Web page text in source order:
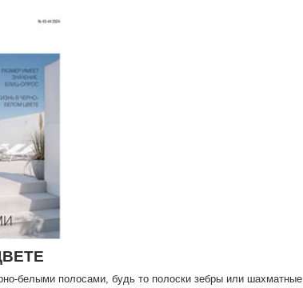
белыми полосами, будь то полоски зебры или шахматные